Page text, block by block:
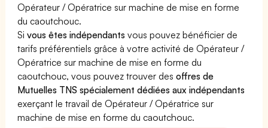
Opérateur / Opératrice sur machine de mise en forme
du caoutchouc.
Sivous êtes indépendants vous pouvez bénéficier de
tarifs préférentiels grâce à votre activité de Opérateur /
Opératrice sur machine de mise en forme du
caoutchouc, vous pouvez trouver desoffres de
Mutuelles TNS spécialement dédiées aux indépendants
exerçant le travail de Opérateur / Opératrice sur
machine de mise en forme du caoutchouc.